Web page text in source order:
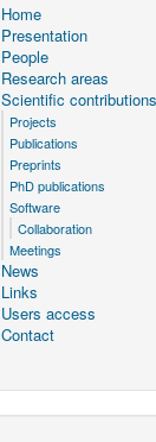
Home
Presentation
People
Research areas
Scientific contributions
Projects
Publications
Preprints
PhD publications
Software
Collaboration
Meetings
News
Links
Users access
Contact